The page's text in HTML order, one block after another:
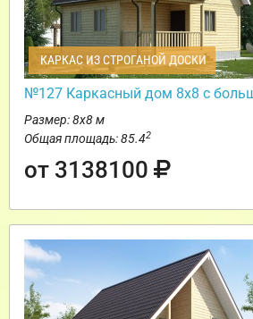
КАРКАС ИЗ СТРОГАНОЙ ДОСКИ
№127 Каркасный дом 8х8 с
Размер: 8х8 м
Общая площадь: 85.42
от 3138100